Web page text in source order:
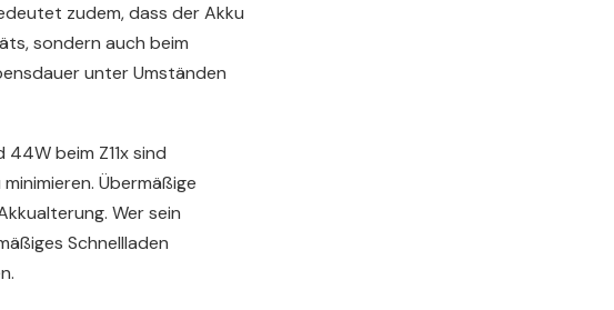
zudem, dass der Akku
sondern auch beim
unter Umständen
beim Z11x sind
Übermäßige
Wer sein
Schnellladen